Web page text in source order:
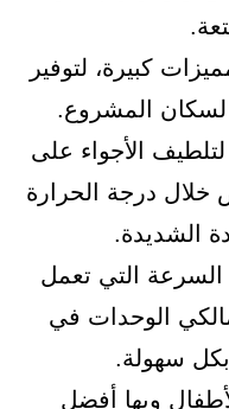
كبيرة، لتوفير
لسكان المشروع.
الأجواء على
خلال درجة الحرارة
الشديدة.
السرعة التي تعمل
الوحدات في
بكل سهولة.
وبها أفضل